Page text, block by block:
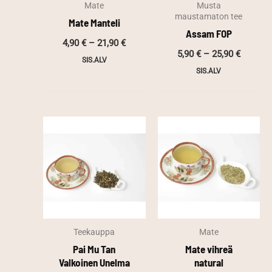
Mate
Mate Manteli
4,90€ – 21,90€Hintaluokka:
SIS.ALV
Musta
maustamaton tee
Assam FOP
5,90€ – 25,90€
SIS.ALV
Teekauppa
Pai Mu Tan
Valkoinen Unelma
Mate
Mate vihreä
natural